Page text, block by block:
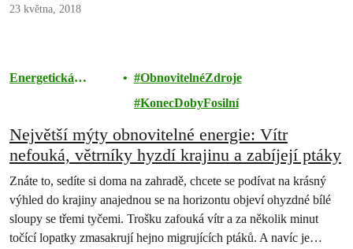
ve věznici vyústí do výbuchu násilí, neboť účastníci experimentu
23 května, 2018
Energetická
ObnovitelnéZdroje
KonecDobyFosilní
Největší mýty obnovitelné energie: Vítr
nefouká, větrníky hyzdí krajinu a zabíjejí ptáky
Znáte to, sedíte si doma na zahradě, chcete se podívat na krásný
výhled do krajiny anajednou se na horizontu objeví ohyzdné bílé
sloupy se třemi tyčemi. Trošku zafouká vítr a za několik minut
točící lopatky zmasakrují hejno migrujících ptáků. A navíc je